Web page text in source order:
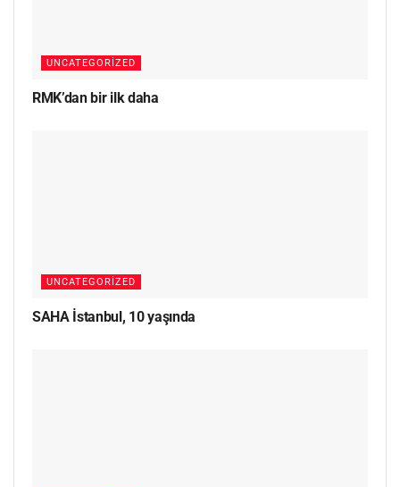
UNCATEGORIZED
RMK’dan bir ilk daha
UNCATEGORIZED
SAHA İstanbul, 10 yaşında